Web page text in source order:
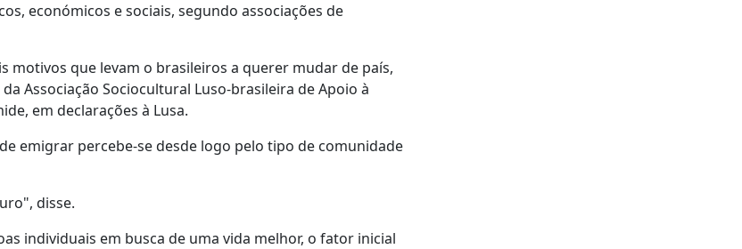
económicos e sociais, segundo associações de
motivos que levam o brasileiros a querer mudar de país,
Associação Sociocultural Luso-brasileira de Apoio à
em declarações à Lusa.
emigrar percebe-se desde logo pelo tipo de comunidade
disse.
individuais em busca de uma vida melhor, o fator inicial